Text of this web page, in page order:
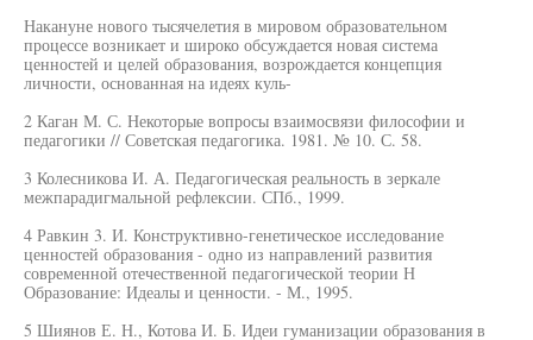
Накануне нового тысячелетия в мировом образовательном
процессе возникает и широко обсуждается новая система
ценностей и целей образования, возрождается концепция
личности, основанная на идеях куль-
2 Каган М. С. Некоторые вопросы взаимосвязи философии и
педагогики // Советская педагогика. 1981. № 10. С. 58.
3 Колесникова И. А. Педагогическая реальность в зеркале
межпарадигмальной рефлексии. СПб., 1999.
4 Равкин 3. И. Конструктивно-генетическое исследование
ценностей образования - одно из направлений развития
современной отечественной педагогической теории Н
Образование: Идеалы и ценности. - М., 1995.
5 Шиянов Е. Н., Котова И. Б. Идеи гуманизации образования в